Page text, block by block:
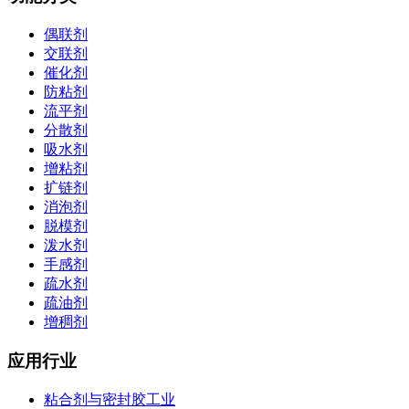
偶联剂
交联剂
催化剂
防粘剂
流平剂
分散剂
吸水剂
增粘剂
扩链剂
消泡剂
脱模剂
泼水剂
手感剂
疏水剂
疏油剂
增稠剂
应用行业
粘合剂与密封胶工业